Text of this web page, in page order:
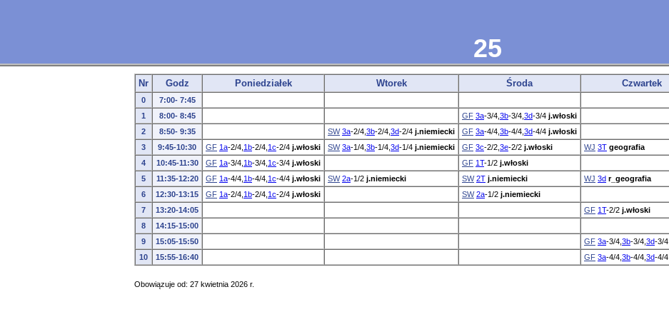
25
Nr Godz Poniedziałek Wtorek Środa Czwartek
0
7:00- 7:45
1
8:00- 8:45 GF 3a-3/4, 3b-3/4, 3d-3/4 j.włoski
2
8:50- 9:35 SW 3a-2/4, 3b-2/4, 3d-2/4 j.niemiecki GF 3a-4/4, 3b-4/4, 3d-4/4 j.włoski
3
9:45-10:30 GF 1a-2/4, 1b-2/4, 1c-2/4 j.włoski SW 3a-1/4, 3b-1/4, 3d-1/4 j.niemiecki GF 3c-2/2, 3e-2/2 j.włoski WJ 3T geografia
4
10:45-11:30 GF 1a-3/4, 1b-3/4, 1c-3/4 j.włoski GF 1T-1/2 j.włoski
5
11:35-12:20 GF 1a-4/4, 1b-4/4, 1c-4/4 j.włoski SW 2a-1/2 j.niemiecki SW 2T j.niemiecki WJ 3d r_geografia
6
12:30-13:15 GF 1a-2/4, 1b-2/4, 1c-2/4 j.włoski SW 2a-1/2 j.niemiecki
7
13:20-14:05 GF 1T-2/2 j.włoski
8
14:15-15:00
9
15:05-15:50 GF 3a-3/4, 3b-3/4, 3d-3/4
10
15:55-16:40 GF 3a-4/4, 3b-4/4, 3d-4/4
Obowiązuje od: 27 kwietnia 2026 r.